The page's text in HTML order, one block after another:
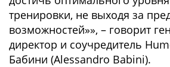
тренировки, не выходя за
возможностей»», – говорит
директор и соучредитель
Бабини (Alessandro Babini).